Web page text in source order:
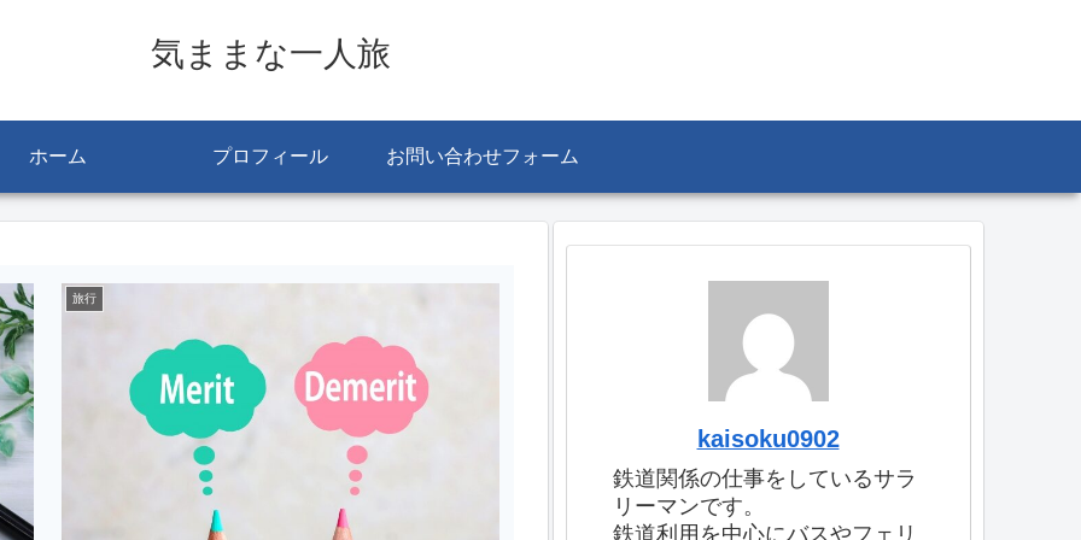
気ままな一人旅
ホーム プロフィール お問い合わせフォーム
旅行
kaisoku0902
鉄道関係の仕事をしているサラ
リーマンです。
鉄道利用を中心にバスやフェリ